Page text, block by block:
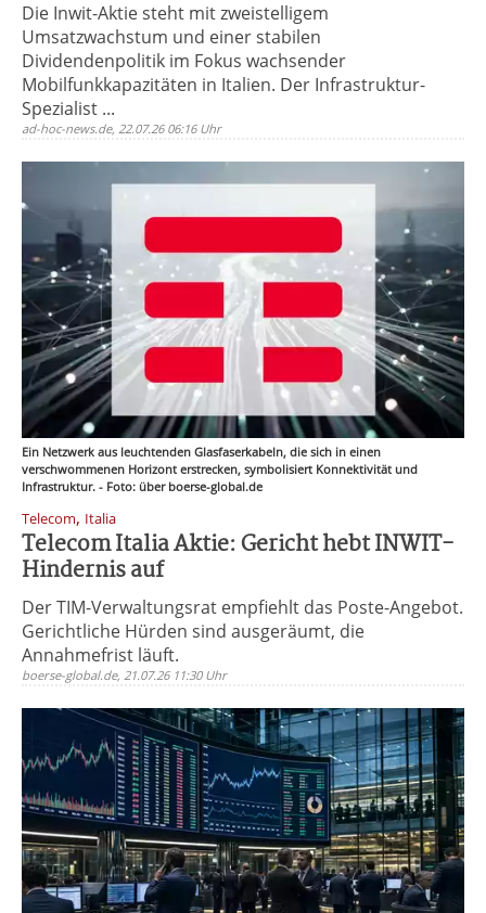
Die Inwit-Aktie steht mit zweistelligem
Umsatzwachstum und einer stabilen
Dividendenpolitik im Fokus wachsender
Mobilfunkkapazitäten in Italien. Der Infrastruktur-
Spezialist ...
ad-hoc-news.de, 22.07.26 06:16 Uhr
Ein Netzwerk aus leuchtenden Glasfaserkabeln, die sich in einen
verschwommenen Horizont erstrecken, symbolisiert Konnektivität und
Infrastruktur. - Foto: über boerse-global.de
Telecom, Italia
Telecom Italia Aktie: Gericht hebt INWIT-
Hindernis auf
Der TIM-Verwaltungsrat empfiehlt das Poste-Angebot.
Gerichtliche Hürden sind ausgeräumt, die
Annahmefrist läuft.
boerse-global.de, 21.07.26 11:30 Uhr